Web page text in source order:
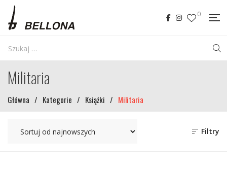
0
Militaria
Główna / Kategorie / Książki / Militaria
Filtry